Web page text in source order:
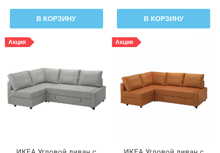
В КОРЗИНУ В КОРЗИНУ
Акция Акция